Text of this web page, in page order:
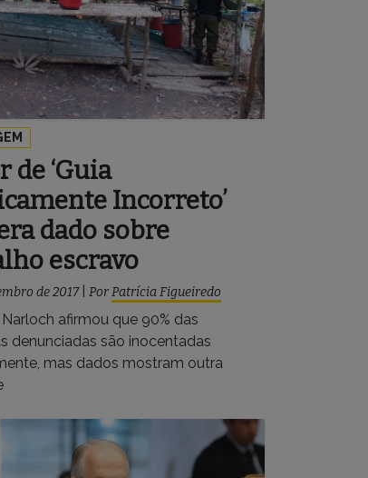
de ‘Guia
Incorreto’
dado sobre
escravo
de 2017 PorPatrícia Figueiredo
afirmou que 90% das
denunciadas são inocentadas
mas dados mostram outra